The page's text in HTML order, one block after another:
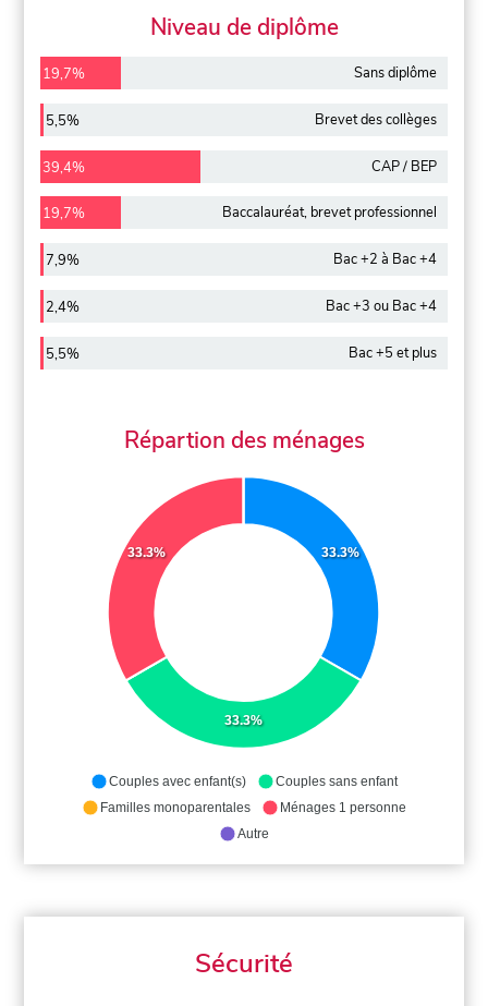
Niveau de diplôme
19,7% Sans diplôme
5,5% Brevet des collèges
39,4% CAP / BEP
19,7% Baccalauréat, brevet professionnel
7,9% Bac +2 à Bac +4
2,4% Bac +3 ou Bac +4
5,5% Bac +5 et plus
Répartion des ménages
33.3%
33.3%
33.3%
Couples avec enfant(s)
Couples sans enfant
Familles monoparentales
Ménages 1 personne
Autre
Sécurité